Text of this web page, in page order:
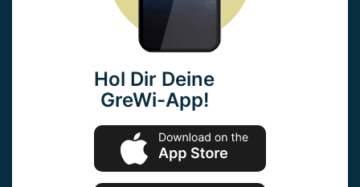
Hol Dir Deine
GreWi-App!